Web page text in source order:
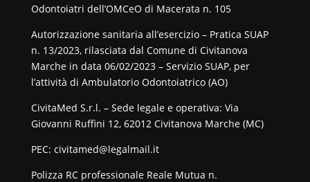
Odontoiatri dell’OMCeO di Macerata n. 105
Autorizzazione sanitaria all’esercizio – Pratica SUAP
n. 13/2023, rilasciata dal Comune di Civitanova
Marche in data 06/02/2023 – Servizio SUAP, per
l’attività di Ambulatorio Odontoiatrico (AO)
CivitaMed S.r.l. – Sede legale e operativa: Via
Giovanni Ruffini 12, 62012 Civitanova Marche (MC)
PEC: civitamed@legalmail.it
Polizza RC professionale Reale Mutua n.